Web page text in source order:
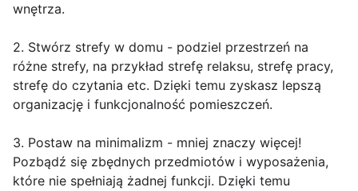
wnętrza.
2. Stwórz strefy w domu - podziel przestrzeń na
różne strefy, na przykład strefę relaksu, strefę pracy,
strefę do czytania etc. Dzięki temu zyskasz lepszą
organizację i funkcjonalność pomieszczeń.
3. Postaw na minimalizm - mniej znaczy więcej!
Pozbądź się zbędnych przedmiotów i wyposażenia,
które nie spełniają żadnej funkcji. Dzięki temu